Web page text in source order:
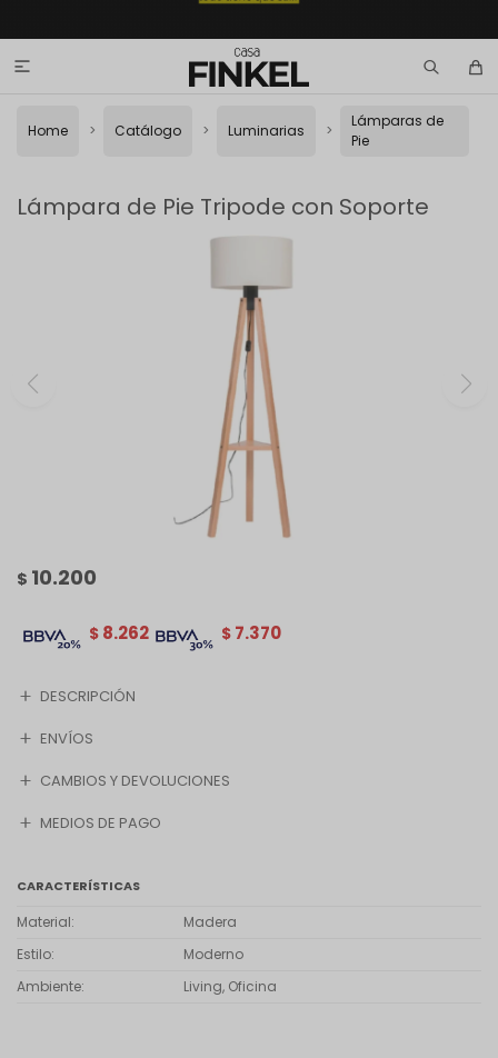

Home Catálogo Luminarias
Lámparas de
Pie
Lámpara de Pie Tripode con Soporte
$ 10.200
$ 7.370
$ 8.262
DESCRIPCIÓN
ENVÍOS
CAMBIOS Y DEVOLUCIONES
MEDIOS DE PAGO
CARACTERÍSTICAS
Material
Madera
Estilo
Moderno
Ambiente
Living, Oficina